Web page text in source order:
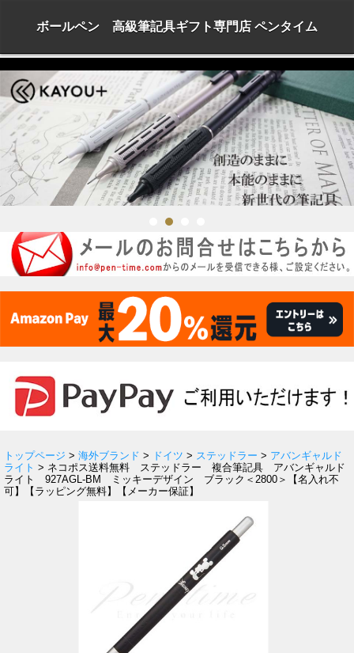
ボールペン 高級筆記具ギフト専門店 ペンタイム
トップページ > 海外ブランド > ドイツ > ステッドラー > アバンギャルド
ライト > ネコポス送料無料 ステッドラー 複合筆記具 アバンギャルド
ライト 927AGL-BM ミッキーデザイン ブラック＜2800＞【名入れ不
可】【ラッピング無料】【メーカー保証】